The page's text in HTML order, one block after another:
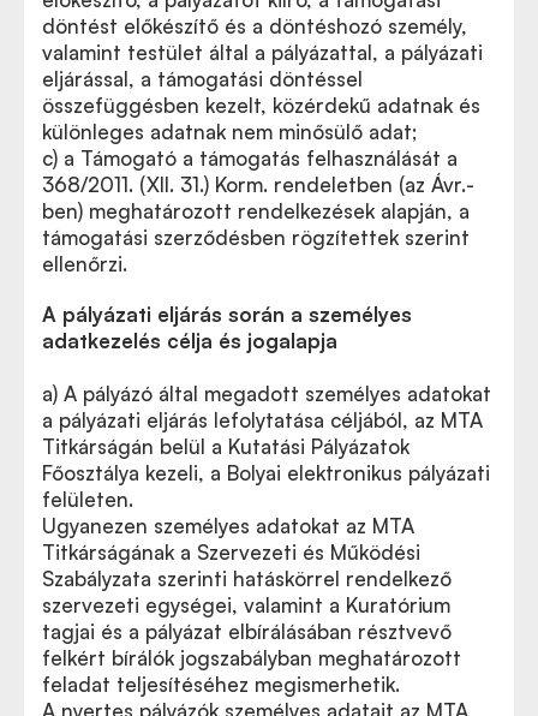
döntést előkészítő és a döntéshozó személy,
valamint testület által a pályázattal, a pályázati
eljárással, a támogatási döntéssel
összefüggésben kezelt, közérdekű adatnak és
különleges adatnak nem minősülő adat;
c) a Támogató a támogatás felhasználását a
368/2011. (XII. 31.) Korm. rendeletben (az Ávr.-
ben) meghatározott rendelkezések alapján, a
támogatási szerződésben rögzítettek szerint
ellenőrzi.
A pályázati eljárás során a személyes
adatkezelés célja és jogalapja
a) A pályázó által megadott személyes adatokat
a pályázati eljárás lefolytatása céljából, az MTA
Titkárságán belül a Kutatási Pályázatok
Főosztálya kezeli, a Bolyai elektronikus pályázati
felületen.
Ugyanezen személyes adatokat az MTA
Titkárságának a Szervezeti és Működési
Szabályzata szerinti hatáskörrel rendelkező
szervezeti egységei, valamint a Kuratórium
tagjai és a pályázat elbírálásában résztvevő
felkért bírálók jogszabályban meghatározott
feladat teljesítéséhez megismerhetik.
A nyertes pályázók személyes adatait az MTA